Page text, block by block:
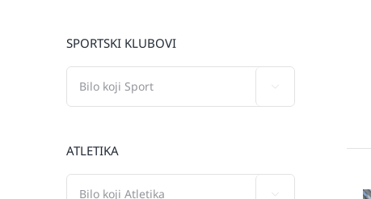
SPORTSKI KLUBOVI
ATLETIKA